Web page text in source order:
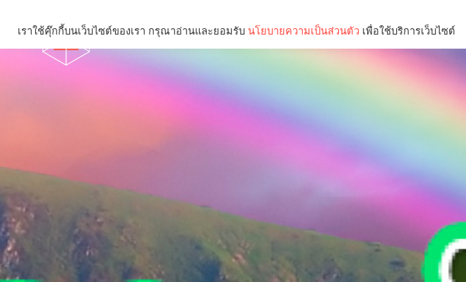
เราใช้คุ๊กกี้บนเว็บไซต์ของเรา กรุณาอ่านและยอมรับ นโยบายความเป็นส่วนตัว เพื่อใช้บริการเว็บไซต์